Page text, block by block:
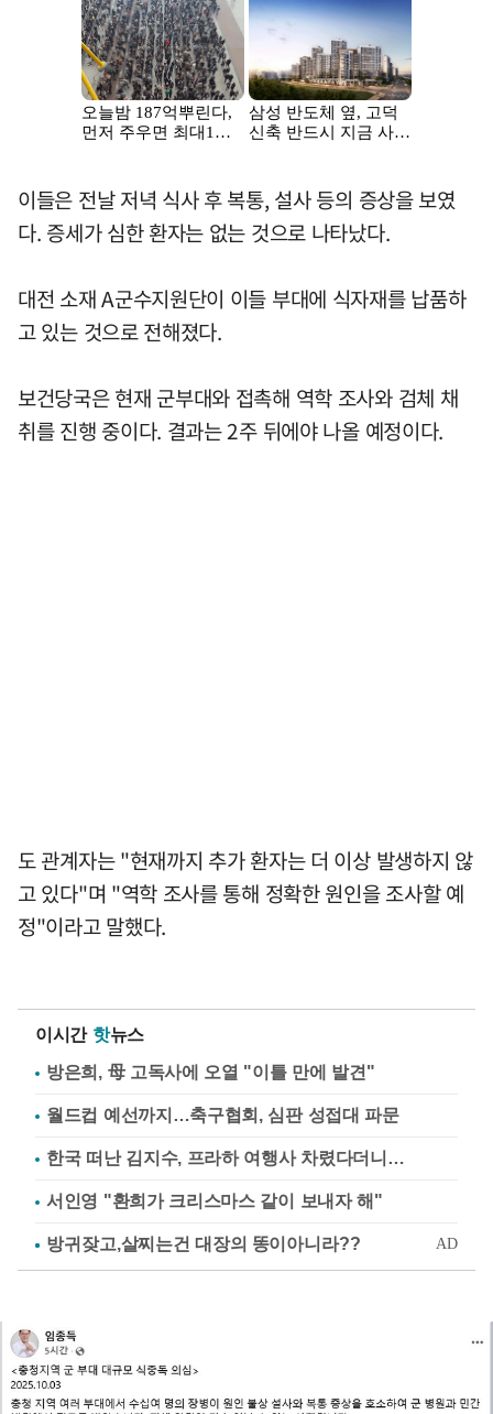
이들은 전날 저녁 식사 후 복통, 설사 등의 증상을 보였
다. 증세가 심한 환자는 없는 것으로 나타났다.
대전 소재 A군수지원단이 이들 부대에 식자재를 납품하
고 있는 것으로 전해졌다.
보건당국은 현재 군부대와 접촉해 역학 조사와 검체 채
취를 진행 중이다. 결과는 2주 뒤에야 나올 예정이다.
도 관계자는 "현재까지 추가 환자는 더 이상 발생하지 않
고 있다"며 "역학 조사를 통해 정확한 원인을 조사할 예
정"이라고 말했다.
이시간 핫뉴스
방은희, 母 고독사에 오열 "이틀 만에 발견"
월드컵 예선까지…축구협회, 심판 성접대 파문
한국 떠난 김지수, 프라하 여행사 차렸다더니…
서인영 "환희가 크리스마스 같이 보내자 해"